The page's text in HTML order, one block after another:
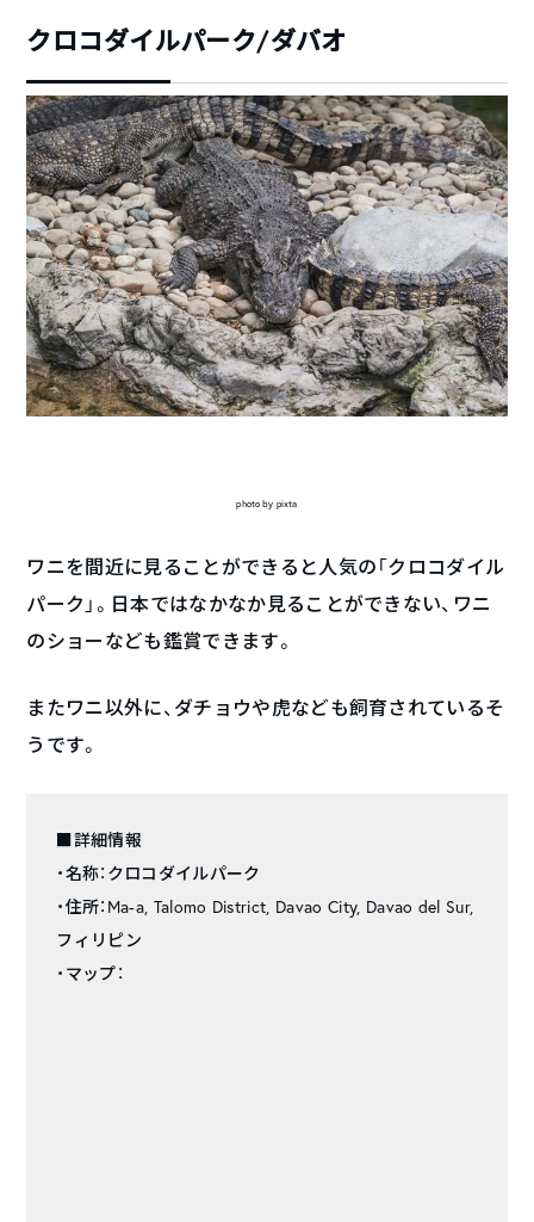
クロコダイルパーク/ダバオ
photo by pixta
ワニを間近に見ることができると人気の「クロコダイル
パーク」。日本ではなかなか見ることができない、ワニ
のショーなども鑑賞できます。
またワニ以外に、ダチョウや虎なども飼育されているそ
うです。
■詳細情報
・名称：クロコダイルパーク
・住所：Ma-a, Talomo District, Davao City, Davao del Sur,
フィリピン
・マップ：